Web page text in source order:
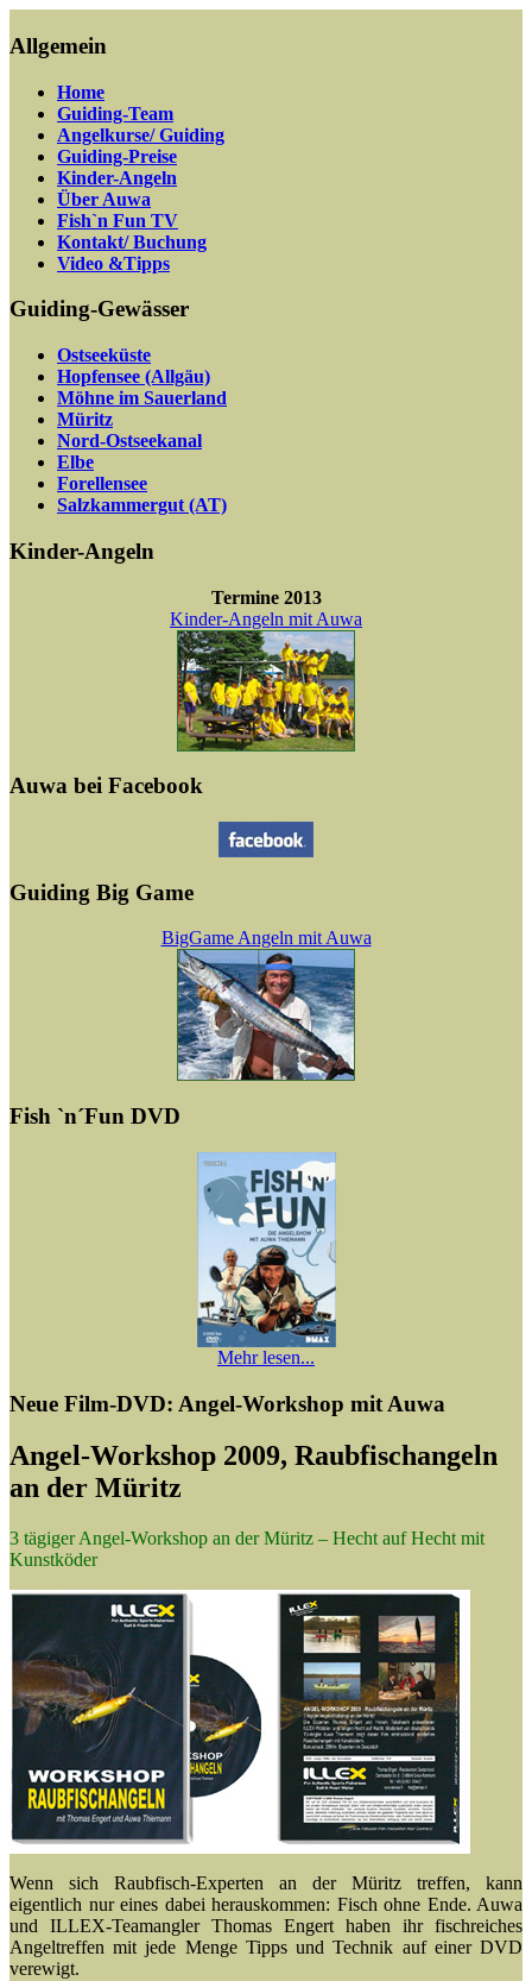
Allgemein
Home
Guiding-Team
Angelkurse/ Guiding
Guiding-Preise
Kinder-Angeln
Über Auwa
Fish`n Fun TV
Kontakt/ Buchung
Video &Tipps
Guiding-Gewässer
Ostseeküste
Hopfensee (Allgäu)
Möhne im Sauerland
Müritz
Nord-Ostseekanal
Elbe
Forellensee
Salzkammergut (AT)
Kinder-Angeln
Termine 2013
Kinder-Angeln mit Auwa
Auwa bei Facebook
Guiding Big Game
BigGame Angeln mit Auwa
Fish `n´Fun DVD
Mehr lesen...
Neue Film-DVD: Angel-Workshop mit Auwa
Angel-Workshop 2009, Raubfischangeln
an der Müritz
3 tägiger Angel-Workshop an der Müritz – Hecht auf Hecht mit
Kunstköder
Wenn sich Raubfisch-Experten an der Müritz treffen, kann
eigentlich nur eines dabei herauskommen: Fisch ohne Ende. Auwa
und ILLEX-Teamangler Thomas Engert haben ihr fischreiches
Angeltreffen mit jede Menge Tipps und Technik auf einer DVD
verewigt.